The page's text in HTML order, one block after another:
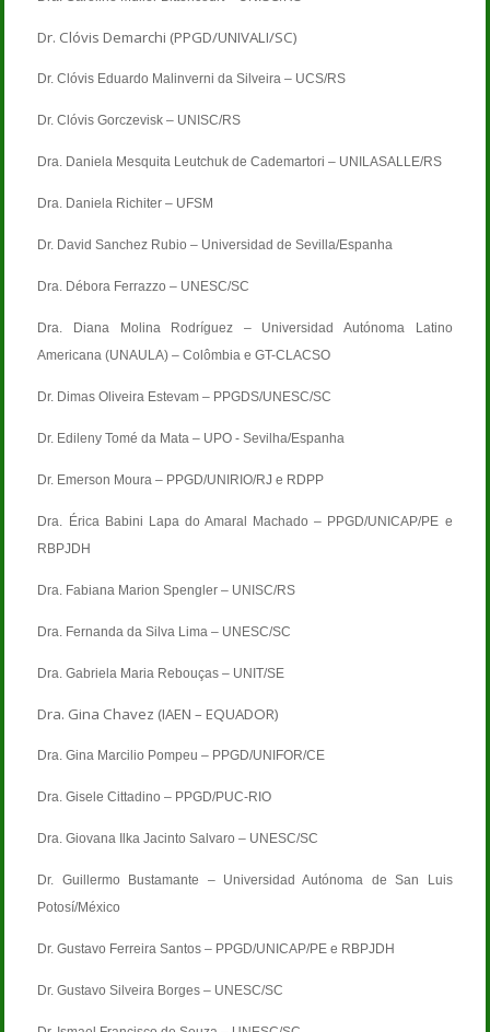
Dr. Clóvis Demarchi (PPGD/UNIVALI/SC)
Dr. Clóvis Eduardo Malinverni da Silveira – UCS/RS
Dr. Clóvis Gorczevisk – UNISC/RS
Dra. Daniela Mesquita Leutchuk de Cademartori – UNILASALLE/RS
Dra. Daniela Richiter – UFSM
Dr. David Sanchez Rubio – Universidad de Sevilla/Espanha
Dra. Débora Ferrazzo – UNESC/SC
Dra. Diana Molina Rodríguez – Universidad Autónoma Latino
Americana (UNAULA) – Colômbia e GT-CLACSO
Dr. Dimas Oliveira Estevam – PPGDS/UNESC/SC
Dr. Edileny Tomé da Mata – UPO - Sevilha/Espanha
Dr. Emerson Moura – PPGD/UNIRIO/RJ e RDPP
Dra. Érica Babini Lapa do Amaral Machado – PPGD/UNICAP/PE e
RBPJDH
Dra. Fabiana Marion Spengler – UNISC/RS
Dra. Fernanda da Silva Lima – UNESC/SC
Dra. Gabriela Maria Rebouças – UNIT/SE
Dra. Gina Chavez (IAEN – EQUADOR)
Dra. Gina Marcilio Pompeu – PPGD/UNIFOR/CE
Dra. Gisele Cittadino – PPGD/PUC-RIO
Dra. Giovana Ilka Jacinto Salvaro – UNESC/SC
Dr. Guillermo Bustamante – Universidad Autónoma de San Luis
Potosí/México
Dr. Gustavo Ferreira Santos – PPGD/UNICAP/PE e RBPJDH
Dr. Gustavo Silveira Borges – UNESC/SC